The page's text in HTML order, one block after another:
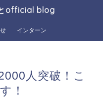
official blog
インターン
人突破！こ
！